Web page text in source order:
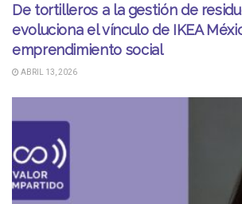
De tortilleros a la gestión de
evoluciona el vínculo de IKEA
emprendimiento social
ABRIL 13, 2026